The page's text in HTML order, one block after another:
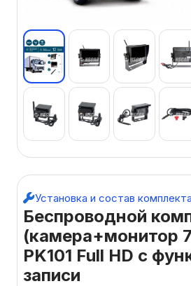
Беспроводной
(камера+монитор
PK101 Full HD с
записи
Установка и состав комплекта